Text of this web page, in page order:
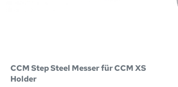
CCM Step Steel Messer für CCM XS
Holder